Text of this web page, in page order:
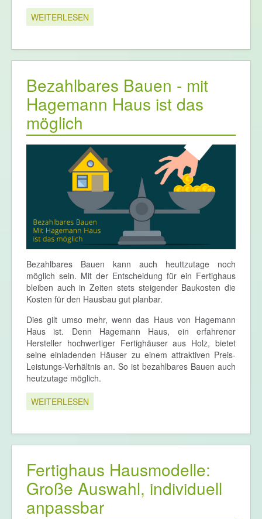
WEITERLESEN
Bezahlbares Bauen - mit
Hagemann Haus ist das
möglich
Bezahlbares Bauen kann auch heuttzutage noch
möglich sein. Mit der Entscheidung für ein Fertighaus
bleiben auch in Zeiten stets steigender Baukosten die
Kosten für den Hausbau gut planbar.
Dies gilt umso mehr, wenn das Haus von Hagemann
Haus ist. Denn Hagemann Haus, ein erfahrener
Hersteller hochwertiger Fertighäuser aus Holz, bietet
seine einladenden Häuser zu einem attraktiven Preis-
Leistungs-Verhältnis an. So ist bezahlbares Bauen auch
heutzutage möglich.
WEITERLESEN
Fertighaus Hausmodelle:
Große Auswahl, individuell
anpassbar